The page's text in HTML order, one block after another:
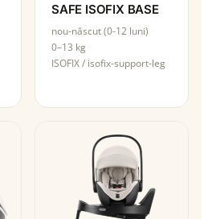
SAFE ISOFIX BASE
nou-născut (0-12 luni)
0–13 kg
ISOFIX / isofix-support-leg